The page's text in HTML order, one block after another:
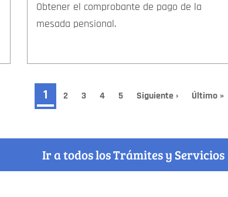
Obtener el comprobante de pago de la
mesada pensional.
Página
actual
1 Page
2 Page
3 Page
4 Page
5
Siguiente
Siguiente ›
Última
Último »
Ir a todos los Trámites y Servicios